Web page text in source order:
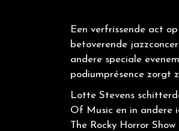
Een verfrissende act
betoverende
andere speciale
podiumprésence zorgt
Lotte Stevens
Of Music en in andere
The Rocky Horror